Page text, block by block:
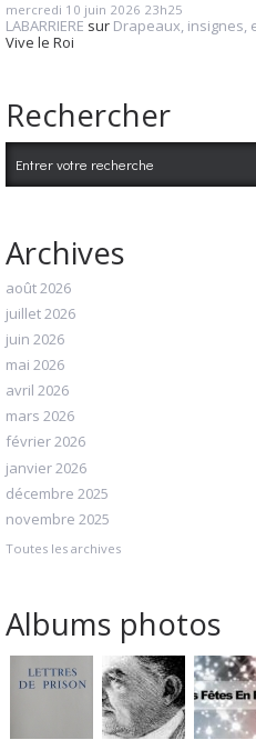
mercredi 10 juin 2026 23h25
LABARRIERE sur Drapeaux, insignes,
Vive le Roi
Rechercher
Archives
août 2026
juillet 2026
juin 2026
mai 2026
avril 2026
mars 2026
février 2026
janvier 2026
décembre 2025
novembre 2025
Toutes les archives
Albums photos